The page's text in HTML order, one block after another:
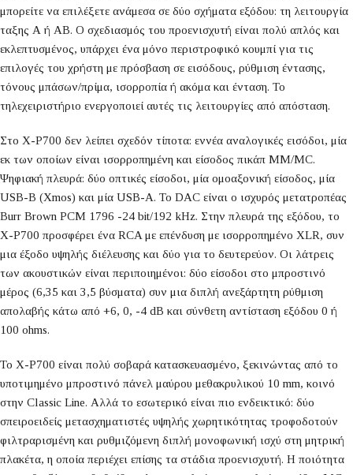
μπορείτε να επιλέξετε ανάμεσα σε δύο σχήματα εξόδου: τη λειτουργία
ταξης Α ή ΑΒ. Ο σχεδιασμός του προενισχυτή είναι πολύ απλός και
εκλεπτυσμένος, υπάρχει ένα μόνο περιστροφικό κουμπί για τις
επιλογές του χρήστη με πρόσβαση σε εισόδους, ρύθμιση έντασης,
τόνους μπάσων/πρίμα, ισορροπία ή ακόμα και ένταση. Το
τηλεχειριστήριο ενεργοποιεί αυτές τις λειτουργίες από απόσταση.
Στο X-P700 δεν λείπει σχεδόν τίποτα: εννέα αναλογικές εισόδοι, μία
εκ των οποίων είναι ισορροπημένη και είσοδος πικάπ MM/MC.
Ψηφιακή πλευρά: δύο οπτικές είσοδοι, μία ομοαξονική είσοδος, μία
USB-B (Xmos) και μία USB-A. Το DAC είναι ο ισχυρός μετατροπέας
Burr Brown PCM 1796 -24 bit/192 kHz. Στην πλευρά της εξόδου, το
X-P700 προσφέρει ένα RCA με επένδυση με ισορροπημένο XLR, συν
μια έξοδο υψηλής διέλευσης και δύο για το δευτερεύον. Οι λάτρεις
των ακουστικών είναι περιποιημένοι: δύο είσοδοι στο μπροστινό
μέρος (6,35 και 3,5 βύσματα) συν μια διπλή ανεξάρτητη ρύθμιση
απολαβής κάτω από +6, 0, -4 dB και σύνθετη αντίσταση εξόδου 0 ή
100 ohms.
Το X-P700 είναι πολύ σοβαρά κατασκευασμένο, ξεκινώντας από το
υποτιμημένο μπροστινό πάνελ μαύρου μεθακρυλικού 10 mm, κοινό
στην Classic Line. Αλλά το εσωτερικό είναι πιο ενδεικτικό: δύο
σπειροειδείς μετασχηματιστές υψηλής χωρητικότητας τροφοδοτούν
φιλτραρισμένη και ρυθμιζόμενη διπλή μονοφωνική ισχύ στη μητρική
πλακέτα, η οποία περιέχει επίσης τα στάδια προενισχυτή. Η ποιότητα